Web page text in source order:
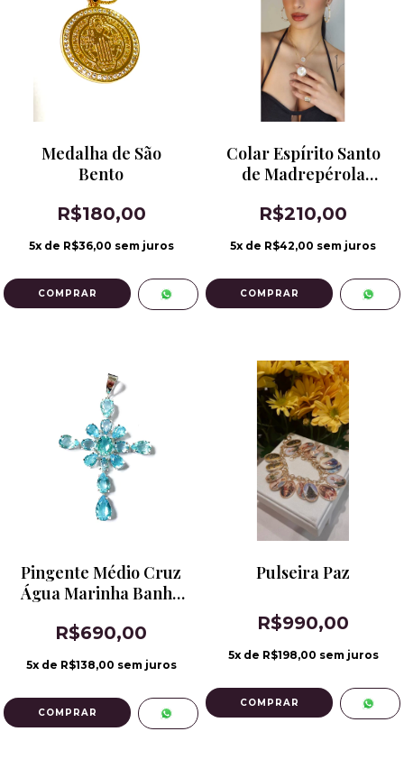
Medalha de São
Bento
R$180,00
5x de R$36,00 sem juros
Colar Espírito Santo
de Madrepérola
R$210,00
5x de R$42,00 sem juros
Pingente Médio Cruz
Água Marinha Banho
R$690,00
5x de R$138,00 sem juros
Pulseira Paz
R$990,00
5x de R$198,00 sem juros